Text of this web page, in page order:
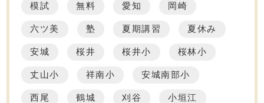
模試 無料 愛知 岡崎
六ツ美 塾 夏期講習 夏休み
安城 桜井 桜井小 桜林小
丈山小 祥南小 安城南部小
西尾 鶴城 刈谷 小垣江